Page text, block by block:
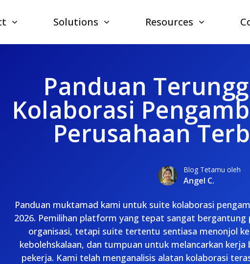
Solutions Resources
Panduan
Kolaborasi
Perusahaan
Blog Tetamu oleh
Angel C.
Panduan muktamad kami untuk suite kolaborasi
2026. Pemilihan platform yang tepat sangat bergantung
organisasi, tetapi suite tertentu sentiasa menonjol
kebolehskalaan, dan tumpuan untuk melancarkan
pekerja. Kami telah menganalisis alatan kolaborasi